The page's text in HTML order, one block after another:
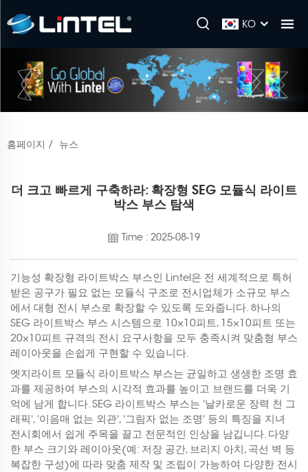
KO
홈페이지 / 뉴스
더 크고 빠르게 구축하라: 확장형 SEG 모듈식 라이트
박스 부스 탐색
Time : 2025-08-19
기능성 확장형 라이트박스 부스인 Lintel은 전 세계적으로 특허
받은 공구가 필요 없는 모듈식 구조로 전시업체가 소규모 부스
에서 대형 전시 부스로 확장할 수 있도록 도와줍니다. 하나의
SEG 라이트박스 부스 시스템으로 10×10피트, 15×10피트 또는
20×10피트 규격의 전시 요구사항을 모두 충족시켜 맞춤형 부스
레이아웃을 손쉽게 구현할 수 있습니다.
엣지라이트 모듈식 라이트박스 부스는 균일하고 생생한 조명 효
과를 제공하여 부스의 시각적 효과를 높이고 브랜드를 더욱 기
억에 남게 합니다. SEG 라이트박스 부스는 '날카로운 장력 천 그
래픽', '이음매 없는 외관', '그림자 없는 조명' 등의 특징을 지녀
전시회에서 쉽게 주목을 끌고 전문적인 인상을 남깁니다. 다양
한 부스 크기와 레이아웃(예: 저장 공간, 브리지 아치, 곡선 벽 등
복잡한 구성)에 따라 맞춤 제작 및 조립이 가능하여 다양한 전시